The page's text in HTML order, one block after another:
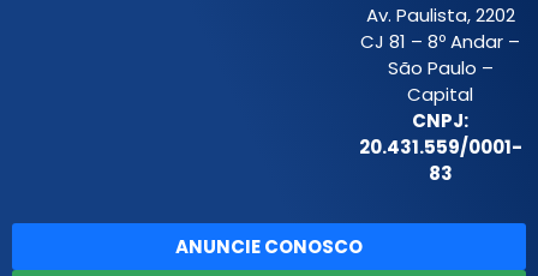
Av. Paulista, 2202
CJ 81 – 8º Andar –
São Paulo –
Capital
CNPJ:
20.431.559/0001-
83
ANUNCIE CONOSCO